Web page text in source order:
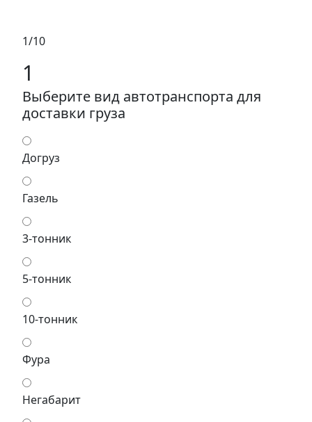
1/10
1
Выберите вид автотранспорта для
доставки груза
Догруз
Газель
3-тонник
5-тонник
10-тонник
Фура
Негабарит